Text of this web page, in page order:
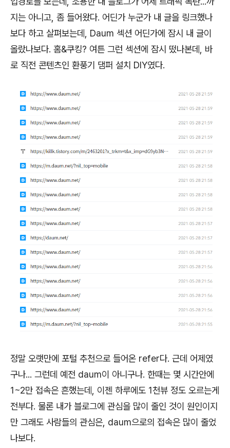
지는 아니고, 좀 들어왔다. 어딘가 누군가 내 글을 링크했나
보다 하고 살펴보는데, Daum 섹션 어딘가에 잠시 내 글이
올랐나보다. 홈&쿠킹? 여튼 그런 섹션에 잠시 떴나본데, 바
로 직전 콘텐츠인 환풍기 댐퍼 설치 DIY였다.
정말 오랫만에 포털 추천으로 들어온 refer다. 근데 어제였
구나... 그런데 예전 daum이 아니구나. 한때는 몇 시간안에
1~2만 접속은 흔했는데, 이젠 하루에도 1천뷰 정도 오르는게
전부다. 물론 내가 블로그에 관심을 많이 줄인 것이 원인이지
만 그래도 사람들의 관심은, daum으로의 접속은 많이 줄었
나보다.